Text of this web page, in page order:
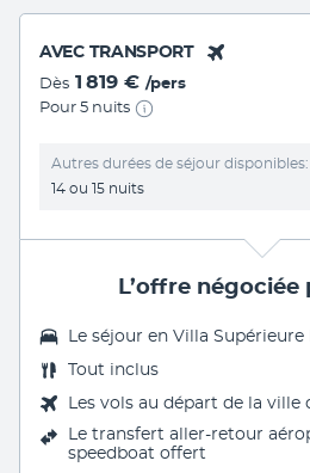
AVEC TRANSPORT
Dès 1 819 € /pers
Pour 5 nuits
Autres durées de séjour disponibles
14 ou 15 nuits
L’offre négociée
Le séjour en Villa Supérieure
Tout inclus
Les vols au départ de la ville
Le transfert aller-retour
speedboat offert